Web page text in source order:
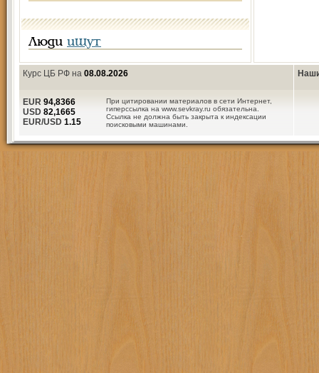
Люди ищут
Курс ЦБ РФ на 08.08.2026
При цитировании материалов в сети Интернет,
гиперссылка на www.sevkray.ru обязательна.
Ссылка не должна быть закрыта к индексации
поисковыми машинами.
EUR 94,8366
USD 82,1665
EUR/USD 1.15